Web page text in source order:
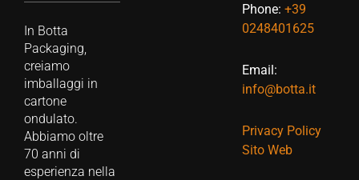
In Botta
Packaging,
creiamo
imballaggi in
cartone
ondulato.
Abbiamo oltre
70 anni di
esperienza nella
Phone: +39
0248401625
Email:
info@botta.it
Privacy Policy
Sito Web